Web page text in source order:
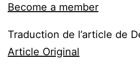
Become a member
Traduction de l’article de
Article Original